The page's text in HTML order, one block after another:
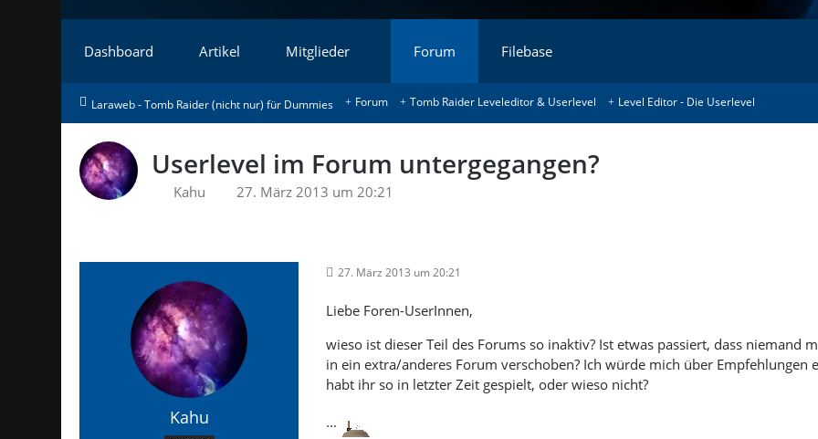
Dashboard Artikel Mitglieder Forum Filebase
Laraweb - Tomb Raider (nicht nur) für Dummies Forum Tomb Raider Leveleditor & Userlevel Level Editor - Die Userlevel
Userlevel im Forum untergegangen?
Kahu 27. März 2013 um 20:21
Kahu
27. März 2013 um 20:21
Liebe Foren-UserInnen,
wieso ist dieser Teil des Forums so inaktiv? Ist etwas passiert, dass niemand
in ein extra/anderes Forum verschoben? Ich würde mich über Empfehlungen
habt ihr so in letzter Zeit gespielt, oder wieso nicht?
...